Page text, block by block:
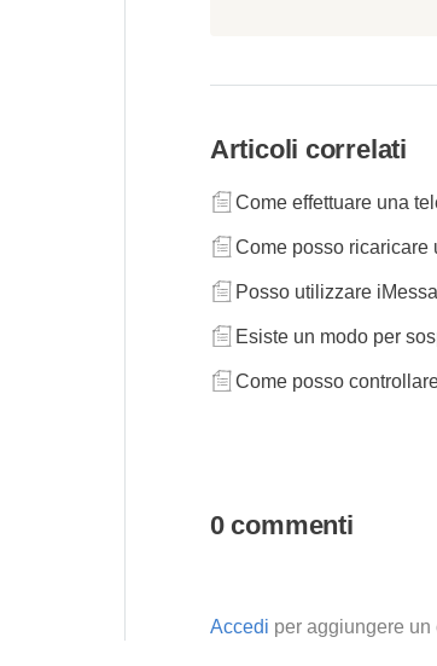
Articoli correlati
Come effettuare una
Come posso ricaricare
Posso utilizzare
Esiste un modo per
Come posso
0 commenti
Accedi per aggiungere un